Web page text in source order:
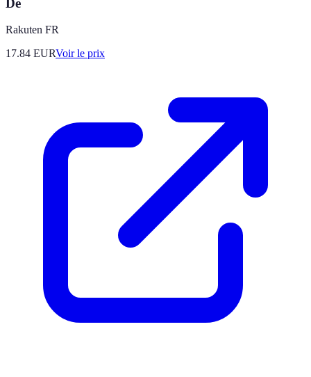
Rakuten FR
17.84 EURVoir le prix